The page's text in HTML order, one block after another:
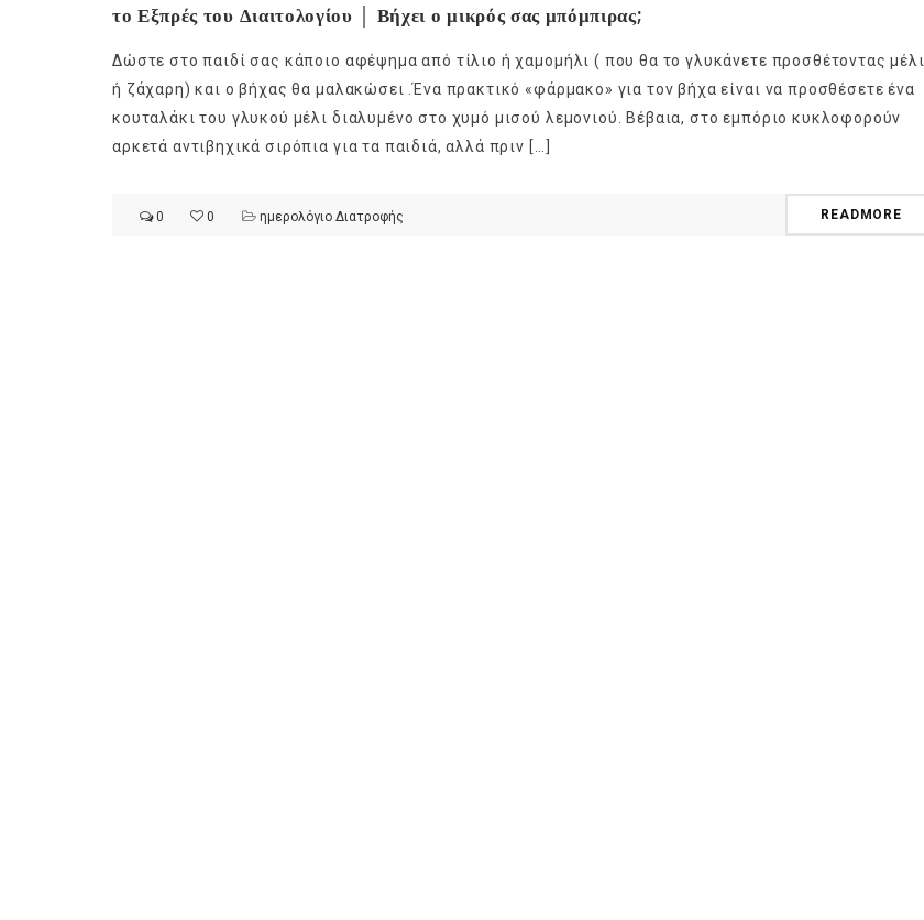
το Εξπρές του Διαιτολογίου │ Βήχει ο μικρός σας μπόμπιρας;
Δώστε στο παιδί σας κάποιο αφέψημα από τίλιο ή χαμομήλι ( που θα το γλυκάνετε προσθέτοντας μέλι
ή ζάχαρη) και ο βήχας θα μαλακώσει .Ένα πρακτικό «φάρμακο» για τον βήχα είναι να προσθέσετε ένα
κουταλάκι του γλυκού μέλι διαλυμένο στο χυμό μισού λεμονιού. Βέβαια, στο εμπόριο κυκλοφορούν
αρκετά αντιβηχικά σιρόπια για τα παιδιά, αλλά πριν […]
0 0 ημερολόγιο Διατροφής READMORE